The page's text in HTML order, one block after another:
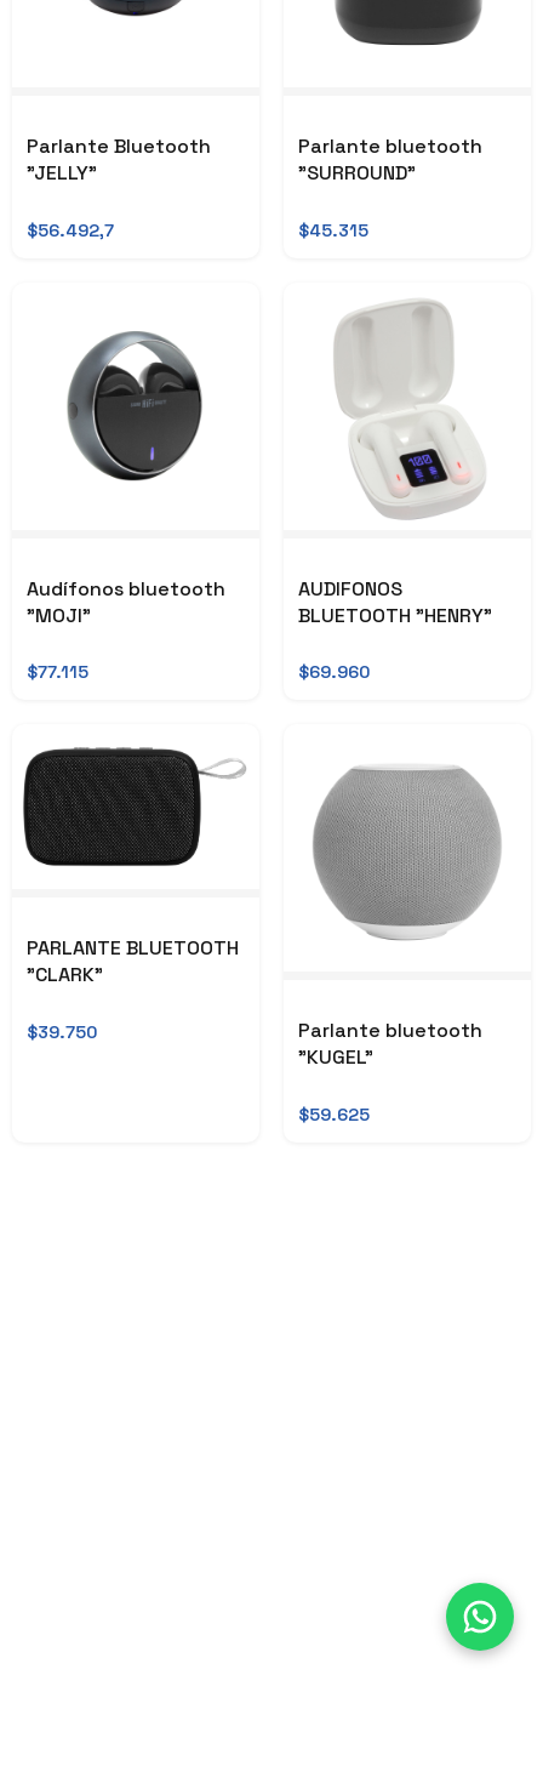
Parlante Bluetooth
"JELLY"
$56.492,7
Parlante bluetooth
"SURROUND"
$45.315
Audífonos bluetooth
"MOJI"
$77.115
AUDIFONOS
BLUETOOTH "HENRY"
$69.960
PARLANTE BLUETOOTH
"CLARK"
$39.750
Parlante bluetooth
"KUGEL"
$59.625